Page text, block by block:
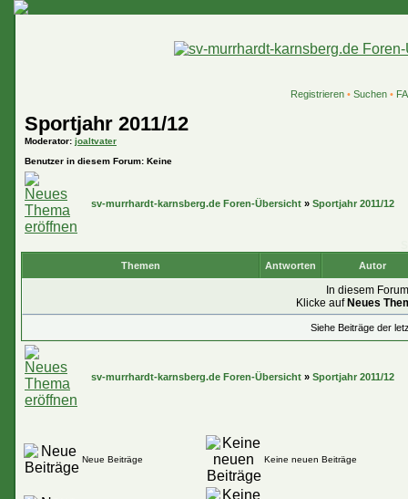
Registrieren• Suchen•
Sportjahr 2011/12
Moderator: joaltvater
Benutzer in diesem Forum: Keine
sv-murrhardt-karnsberg.de Foren-Übersicht » Sportjahr 2011/12
Themen Antworten Autor
In diesem
Klicke auf Neues
Siehe Beiträge der
sv-murrhardt-karnsberg.de Foren-Übersicht » Sportjahr 2011/12
Neue Beiträge Keine neuen Beiträge